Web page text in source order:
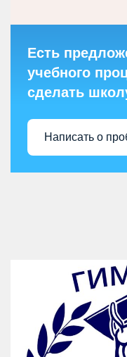
Есть
учебного
сделать
Написать о